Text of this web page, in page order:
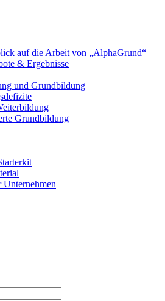
auf die Arbeit von „AlphaGrund“
& Ergebnisse
und Grundbildung
Grundbildung
Unternehmen